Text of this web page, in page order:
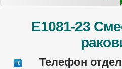
E1081-23
Телефон